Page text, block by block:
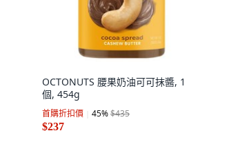
OCTONUTS 腰果奶油可可抹醬, 1
個, 454g
首購折扣價 45%$435
$237